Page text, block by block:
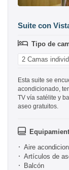
Suite con
Tipo de
2 Camas
Esta suite se
acondicionado,
TV vía satélite y
aseo gratuitos.
Aire
Artículos de
Balcón